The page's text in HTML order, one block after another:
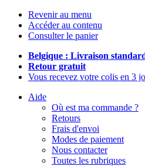
Revenir au menu
Accéder au contenu
Consulter le panier
Belgique : Livraison
Retour gratuit
Vous recevez votre colis en 3
Aide
Où est ma commande ?
Retours
Frais d'envoi
Modes de paiement
Nous contacter
Toutes les rubriques